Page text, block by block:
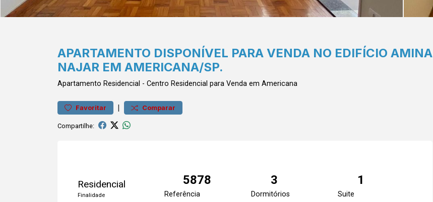
APARTAMENTO DISPONÍVEL PARA VENDA NO EDIFÍCIO AMINA
NAJAR EM AMERICANA/SP.
Apartamento Residencial - Centro Residencial para Venda em Americana
Favoritar | Comparar
Compartilhe:
Residencial
Finalidade
5878
Referência
3
Dormitórios
1
Suite